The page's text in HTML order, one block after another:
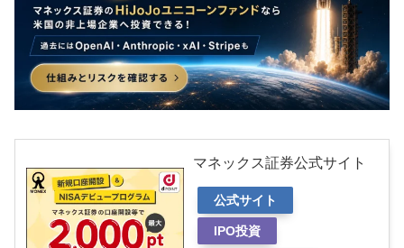
マネックス証券公式サイト
公式サイト
IPO投資